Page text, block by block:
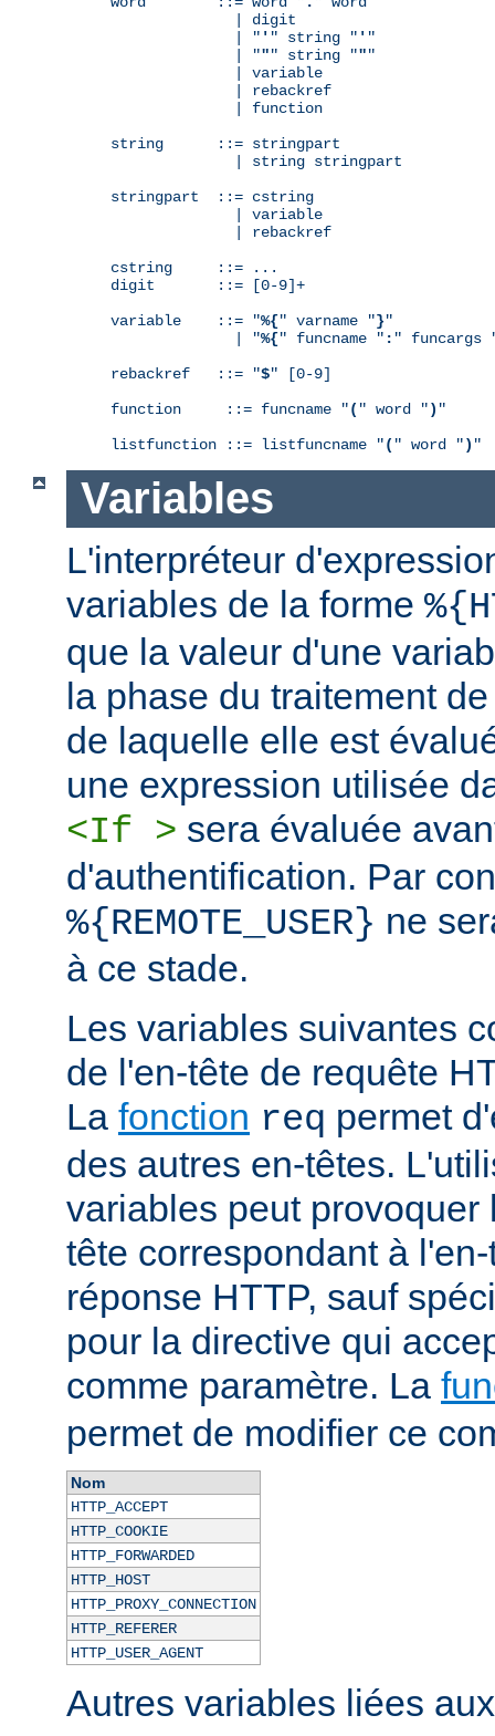
              | digit
              | "
' " string " ' "
              | "
"" string """
              | variable
              | function
string      ::= stringpart
              | string stringpart
stringpart  ::= cstring
              | variable
cstring     ::= ...
digit       ::= [0-9]+
variable    ::= "%{" varname "}"
              | "
%{" funcname " : " funcargs
rebackref   ::= "$" [0-9]
function     ::= funcname "( " word ") "
listfunction ::= listfuncname "( " word ") "
Variables
L'interpréteur
variables de la forme
que la valeur d'une
la phase du traitement
de laquelle elle est
une expression utilisée
<If > sera évaluée
d'authentification. Par
%{REMOTE_USER} ne
à ce stade.
Les variables suivantes
de l'en-tête de requête
La fonction req permet
des autres en-têtes.
variables peut provoquer
tête correspondant à
réponse HTTP, sauf
pour la directive qui
comme paramètre. La
permet de modifier ce
Nom
HTTP_ACCEPT
HTTP_COOKIE
HTTP_FORWARDED
HTTP_HOST
HTTP_PROXY_CONNECTION
HTTP_REFERER
HTTP_USER_AGENT
Autres variables liées